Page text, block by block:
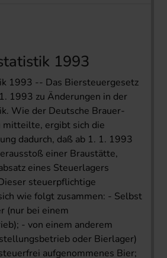
1993
1993 -- Das Biersteuergesetz
1993 zu Änderungen in der
Wie der Deutsche Brauer-
mitteilte, ergibt sich die
dadurch, daß ab 1. 1. 1993
einer Braustätte,
eines Steuerlagers
steuerpflichtige
wie folgt zusammen: - Selbst
(nur bei einem
- von einem anderem
oder Bierlager)
aufgenommenes Bier;